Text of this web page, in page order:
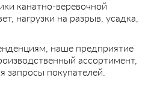
канатно-веревочной
нагрузки на разрыв, усадка,
наше предприятие
ассортимент,
запросы покупателей.